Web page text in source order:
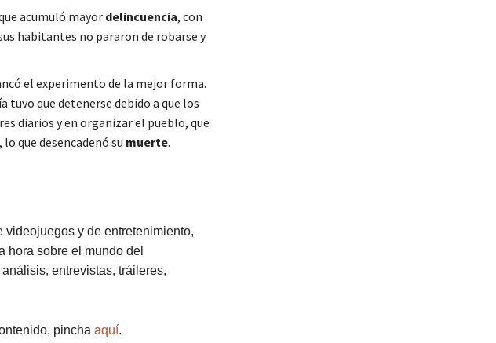
acumuló mayordelincuencia, con
habitantes no pararon de robarse y
el experimento de la mejor forma.
que detenerse debido a que los
diarios y en organizar el pueblo, que
que desencadenó su muerte.
videojuegos y de entretenimiento,
hora sobre el mundo del
entrevistas, tráileres,
pincha aquí.